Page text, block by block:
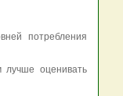
потребления
лучше оценивать